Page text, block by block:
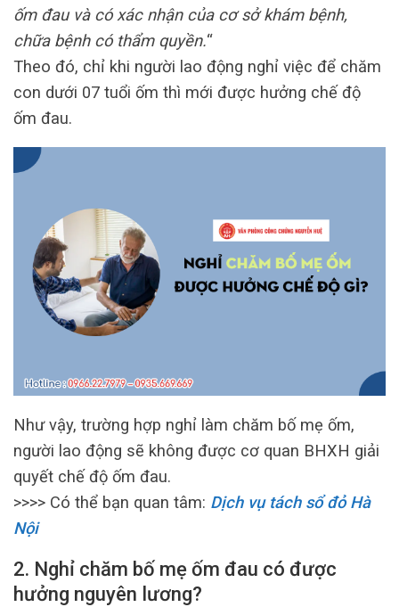
ốm đau và có xác nhận của cơ sở khám bệnh,
chữa bệnh có thẩm quyền.“
Theo đó, chỉ khi người lao động nghỉ việc để chăm
con dưới 07 tuổi ốm thì mới được hưởng chế độ
ốm đau.
Như vậy, trường hợp nghỉ làm chăm bố mẹ ốm,
người lao động sẽ không được cơ quan BHXH giải
quyết chế độ ốm đau.
>>>> Có thể bạn quan tâm: Dịch vụ tách sổ đỏ Hà
Nội
2. Nghỉ chăm bố mẹ ốm đau có được
hưởng nguyên lương?